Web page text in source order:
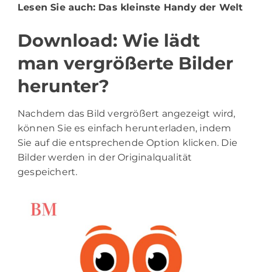
Lesen Sie auch: Das kleinste Handy der Welt
Download: Wie lädt
man vergrößerte Bilder
herunter?
Nachdem das Bild vergrößert angezeigt wird,
können Sie es einfach herunterladen, indem
Sie auf die entsprechende Option klicken. Die
Bilder werden in der Originalqualität
gespeichert.